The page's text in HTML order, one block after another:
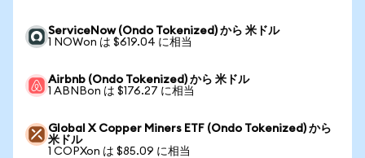
ServiceNow (Ondo Tokenized) から 米ドル
1 NOWon は $619.04 に相当
Airbnb (Ondo Tokenized) から 米ドル
1 ABNBon は $176.27 に相当
Global X Copper Miners ETF (Ondo Tokenized) から
米ドル
1 COPXon は $85.09 に相当